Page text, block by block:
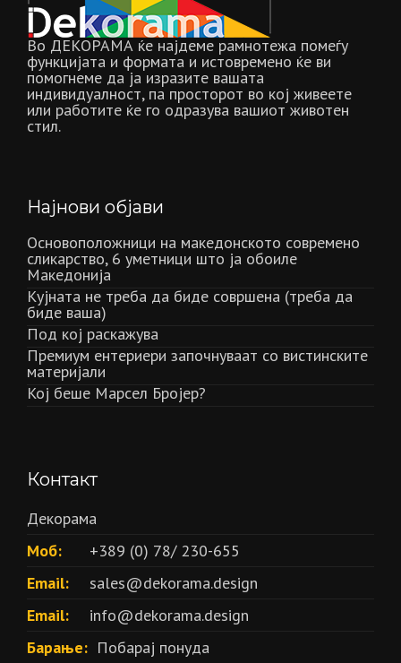
Во ДЕКОРАМА ќе најдеме рамнотежа помеѓу
функцијата и формата и истовремено ќе ви
помогнеме да ја изразите вашата
индивидуалност, па просторот во кој живеете
или работите ќе го одразува вашиот животен
стил.
Најнови објави
Основоположници на македонското современо
сликарство, 6 уметници што ја обоиле
Македонија
Кујната не треба да биде совршена (треба да
биде ваша)
Под кој раскажува
Премиум ентериери започнуваат со вистинските
материјали
Кој беше Марсел Бројер?
Контакт
Декорама
Моб:
+389 (0) 78/ 230-655
Email:
sales@dekorama.design
Email:
info@dekorama.design
Барање: Побарај понуда